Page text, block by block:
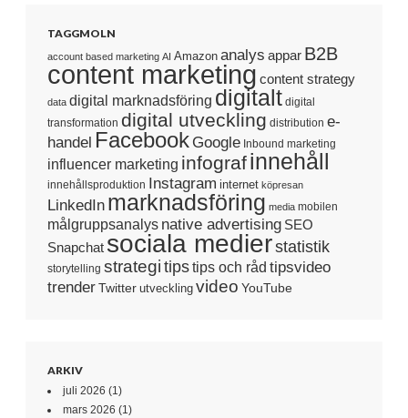
TAGGMOLN
account based marketing AI Amazon analys appar B2B
content marketing content strategy
data digital marknadsföring digitalt digital
transformation digital utveckling distribution e-
handel Facebook Google Inbound marketing
influencer marketing infografinnehåll
innehållsproduktion Instagram internet köpresan
LinkedIn marknadsföring media mobilen
målgruppsanalys native advertising SEO
Snapchat sociala medierstatistik
storytelling strategi tipstips och råd tipsvideo
trenderTwitter utveckling video YouTube
ARKIV
juli 2026 (1)
mars 2026 (1)